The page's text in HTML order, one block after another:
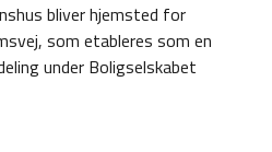
bliver hjemsted for
som etableres som en
under Boligselskabet